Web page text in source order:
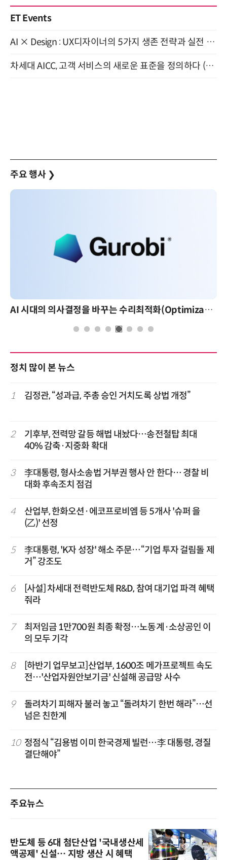
ET Events
AI × Design : UX디자이너의 5가지 생존 전략과 실전 대응 8월 28일 개최
차세대 AICC, 고객 서비스의 새로운 표준을 정의하다 (9/9)
주요 행사 ❯
AI 시대의 의사결정을 바꾸는 수리최적화(Optimization): 실제 산업 적용 사례와 활용 전략
정치 많이 본 뉴스
1 김정관, “성과급, 주총 승인 거치도록 상법 개정”
2
기후부, 전력망 갈등 해법 내놨다…송전철탑 최대
40% 감축·지중화 확대
3
李대통령, 형사소송법 거부권 행사 안 한다… 경찰 비
대화 후속조치 점검
4
산업부, 한화오션·에코프로비엠 등 5개사 '슈퍼 을
(乙)' 선정
5
李대통령, 'K자 성장' 해소 주문…“기업 투자 걸림돌 제
거” 강조도
6
[사설] 차세대 전력반도체 R&D, 참여 대기업 파격 혜택
줘라
7
최저임금 1만700원 최종 확정…노동계·소상공인 이
의 모두 기각
8
[하반기 업무보고]산업부, 1600조 메가프로젝트 속도
전…'산업자원안보기금' 신설해 공급망 사수
9
돌려차기 피해자 불러 놓고 “돌려차기 한번 해라”…선
넘은 친한계
10 정점식 “김용범 이미 한국경제 빌런…李 대통령, 경질
결단해야”
주요뉴스
반도체 등 6대 첨단산업 '국내생산세
액공제' 신설… 지방 생산 시 혜택